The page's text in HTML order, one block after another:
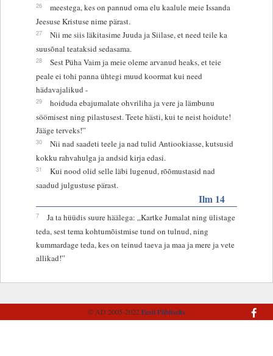
26
meestega, kes on pannud oma elu kaalule meie Issanda
Jeesuse Kristuse nime pärast.
27
Nii me siis läkitasime Juuda ja Siilase, et need teile ka
suusõnal teataksid sedasama.
28
Sest Püha Vaim ja meie oleme arvanud heaks, et teie
peale ei tohi panna ühtegi muud koormat kui need
hädavajalikud -
29
hoiduda ebajumalate ohvriliha ja vere ja lämbunu
söömisest ning pilastusest. Teete hästi, kui te neist hoidute!
Jääge terveks!”
30
Nii nad saadeti teele ja nad tulid Antiookiasse, kutsusid
kokku rahvahulga ja andsid kirja edasi.
31
Kui nood olid selle läbi lugenud, rõõmustasid nad
saadud julgustuse pärast.
Ilm 14
7
Ja ta hüüdis suure häälega: „Kartke Jumalat ning ülistage
teda, sest tema kohtumõistmise tund on tulnud, ning
kummardage teda, kes on teinud taeva ja maa ja mere ja vete
allikad!”
© AD 2005-2022Eesti Piibliselts